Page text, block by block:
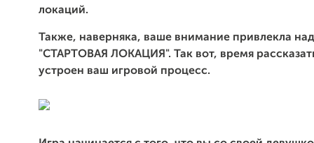
локаций.
Также, наверняка, ваше внимание привлекла
"СТАРТОВАЯ ЛОКАЦИЯ". Так вот, время
устроен ваш игровой процесс.